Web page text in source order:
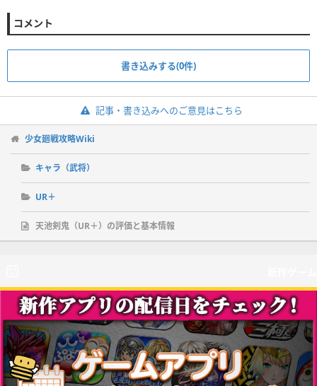
コメント
書き込みする(0件)
記事・書き込みへのご意見はこちら
少女廻戦攻略Wiki
キャラ（武将）
UR＋
天池剣鬼（UR＋）の評価と基本情報